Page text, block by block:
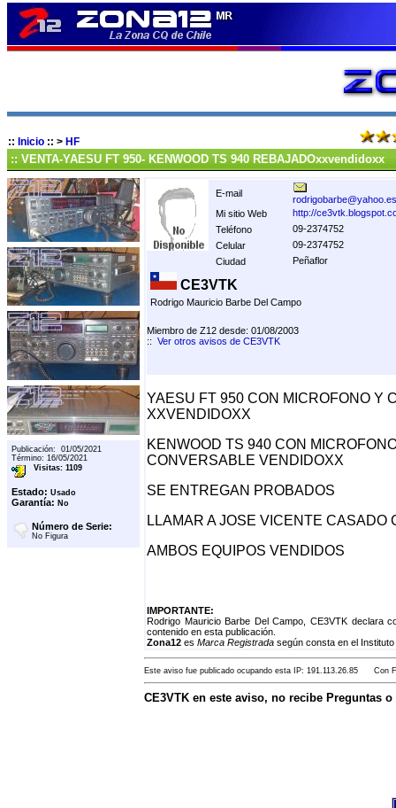
:: Inicio :: > HF
:: VENTA-YAESU FT 950- KENWOOD TS 940 REBAJADOxxvendidoxx
Publicación: 01/05/2021
Término: 16/05/2021
Visitas: 1109
Estado: Usado
Garantía: No
Número de Serie:
No Figura
E-mail
rodrigobarbe@yahoo.es
Mi sitio Web
http://
Teléfono
09-2374752
Celular
09-2374752
Ciudad
Peñaflor
CE3VTK
Rodrigo Mauricio Barbe Del Campo
Miembro de Z12 desde: 01/08/2003
:: Ver otros avisos de CE3VTK
YAESU FT 950 CON MICROFONO Y
XXVENDIDOXX
KENWOOD TS 940 CON
CONVERSABLE VENDIDOXX
SE ENTREGAN PROBADOS
LLAMAR A JOSE VICENTE CASADO
AMBOS EQUIPOS VENDIDOS
IMPORTANTE:
Rodrigo Mauricio Barbe Del Campo, CE3VTK declara
contenido en esta publicación.
Zona12 es Marca Registrada según consta en el
Este aviso fue publicado ocupando esta IP: 191.113.26.85 Con
CE3VTK en este aviso, no recibe Preguntas